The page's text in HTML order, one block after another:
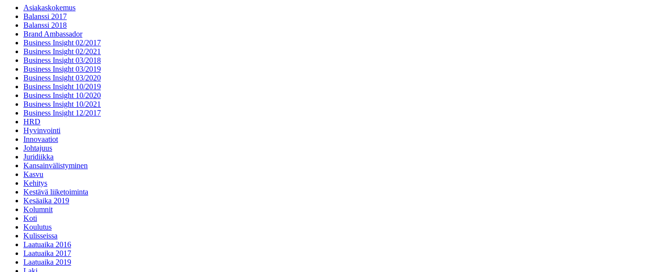
Asiakaskokemus
Balanssi 2017
Balanssi 2018
Brand Ambassador
Business Insight 02/2017
Business Insight 02/2021
Business Insight 03/2018
Business Insight 03/2019
Business Insight 03/2020
Business Insight 10/2019
Business Insight 10/2020
Business Insight 10/2021
Business Insight 12/2017
HRD
Hyvinvointi
Innovaatiot
Johtajuus
Juridiikka
Kansainvälistyminen
Kasvu
Kehitys
Kestävä liiketoiminta
Kesäaika 2019
Kolumnit
Koti
Koulutus
Kulisseissa
Laatuaika 2016
Laatuaika 2017
Laatuaika 2019